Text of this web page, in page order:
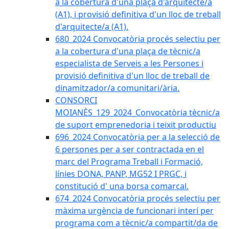
(A1), i provisió definitiva d'un lloc de treball
d'arquitecte/a (A1).
680_2024 Convocatòria procés selectiu per
a la cobertura d'una plaça de tècnic/a
especialista de Serveis a les Persones i
provisió definitiva d'un lloc de treball de
dinamitzador/a comunitari/ària.
CONSORCI
MOIANÈS_129_2024_Convocatòria tècnic/a
de suport emprenedoria i teixit productiu
696_2024 Convocatòria per a la selecció de
6 persones per a ser contractada en el
marc del Programa Treball i Formació,
línies DONA, PANP, MG52 I PRGC, i
constitució d' una borsa comarcal.
674_2024 Convocatòria procés selectiu per
màxima urgència de funcionari interí per
programa com a tècnic/a compartit/da de